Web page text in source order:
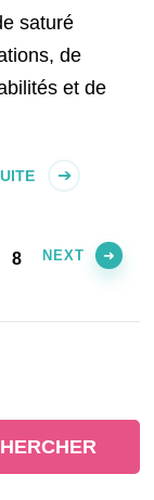
saturé
de
et de
PAGE
8 NEXT